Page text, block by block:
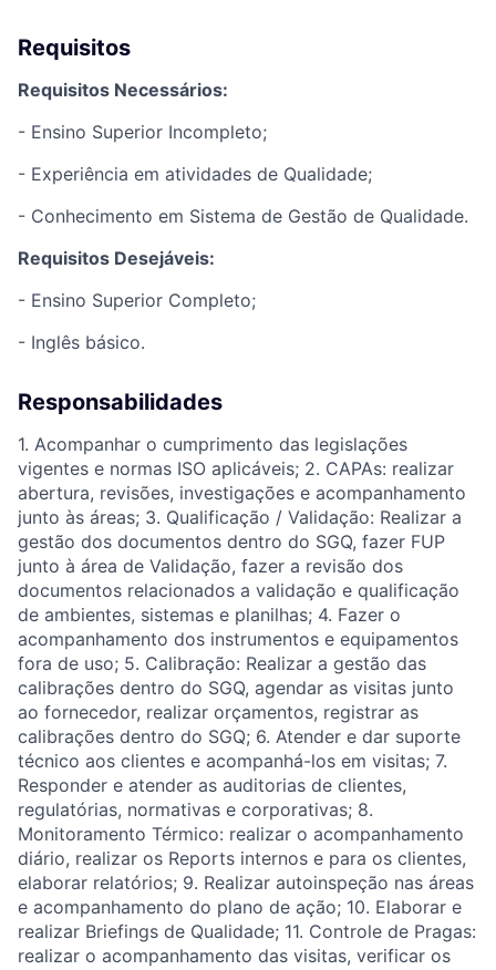
Requisitos
Requisitos Necessários:
- Ensino Superior Incompleto;
- Experiência em atividades de Qualidade;
- Conhecimento em Sistema de Gestão de Qualidade.
Requisitos Desejáveis:
- Ensino Superior Completo;
- Inglês básico.
Responsabilidades
1. Acompanhar o cumprimento das legislações
vigentes e normas ISO aplicáveis; 2. CAPAs: realizar
abertura, revisões, investigações e acompanhamento
junto às áreas; 3. Qualificação / Validação: Realizar a
gestão dos documentos dentro do SGQ, fazer FUP
junto à área de Validação, fazer a revisão dos
documentos relacionados a validação e qualificação
de ambientes, sistemas e planilhas; 4. Fazer o
acompanhamento dos instrumentos e equipamentos
fora de uso; 5. Calibração: Realizar a gestão das
calibrações dentro do SGQ, agendar as visitas junto
ao fornecedor, realizar orçamentos, registrar as
calibrações dentro do SGQ; 6. Atender e dar suporte
técnico aos clientes e acompanhá-los em visitas; 7.
Responder e atender as auditorias de clientes,
regulatórias, normativas e corporativas; 8.
Monitoramento Térmico: realizar o acompanhamento
diário, realizar os Reports internos e para os clientes,
elaborar relatórios; 9. Realizar autoinspeção nas áreas
e acompanhamento do plano de ação; 10. Elaborar e
realizar Briefings de Qualidade; 11. Controle de Pragas:
realizar o acompanhamento das visitas, verificar os